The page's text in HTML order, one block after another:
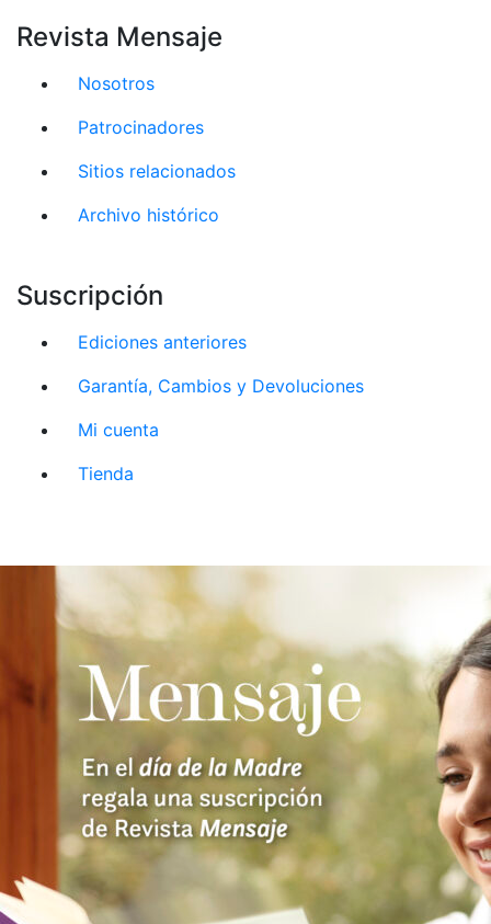
Revista Mensaje
Nosotros
Patrocinadores
Sitios relacionados
Archivo histórico
Suscripción
Ediciones anteriores
Garantía, Cambios y Devoluciones
Mi cuenta
Tienda